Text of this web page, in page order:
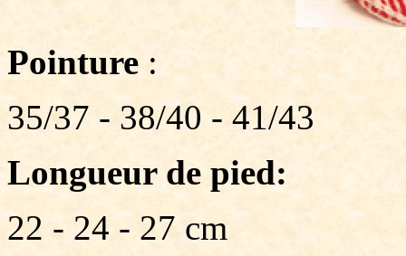
Pointure :
35/37 - 38/40 - 41/43
Longueur de pied:
22 - 24 - 27 cm